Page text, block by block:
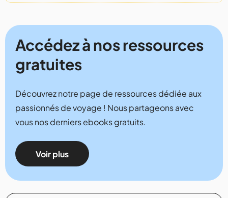
Accédez à nos ressources
gratuites
Découvrez notre page de ressources dédiée aux
passionnés de voyage ! Nous partageons avec
vous nos derniers ebooks gratuits.
Voir plus